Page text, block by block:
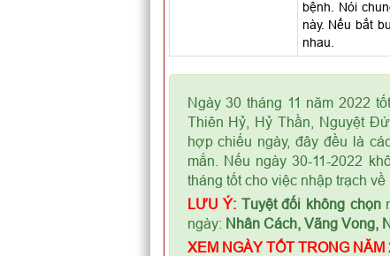
bệnh. Nói
này. Nếu bắt
nhau.
Ngày 30 tháng 11 năm 2022
Thiên Hỷ, Hỷ Thần, Nguyệt
hợp chiếu ngày, đây đều là
mắn. Nếu ngày 30-11-2022
tháng tốt cho việc nhập trạch
LƯU Ý: Tuyệt đối không chọn
ngày: Nhân Cách, Vãng Vong,
XEM NGÀY TỐT TRONG